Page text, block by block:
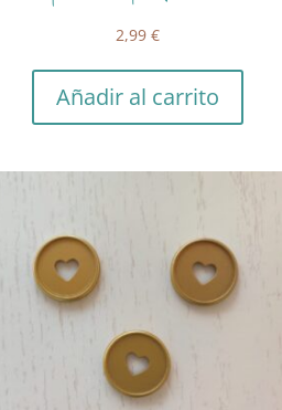
2,99€
Añadir al carrito